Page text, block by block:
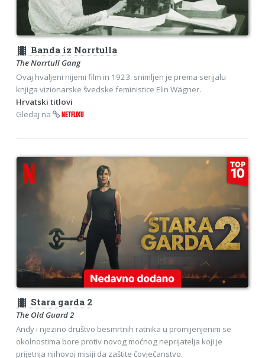
theaters Banda iz Norrtulla
The Norrtull Gang
Ovaj hvaljeni nijemi film in 1923. snimljen je prema serijalu
knjiga vizionarske švedske feministice Elin Wägner.
Hrvatski titlovi
Gledaj na
NETFLIXU
theaters Stara garda 2
The Old Guard 2
Andy i njezino društvo besmrtnih ratnika u promijenjenim se
okolnostima bore protiv novog moćnog neprijatelja koji je
prijetnja njihovoj misiji da zaštite čovječanstvo.